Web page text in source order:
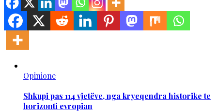
Opinione
Shkupi pas 114 vjetëve, nga kryeqendra historike te
horizonti evropian